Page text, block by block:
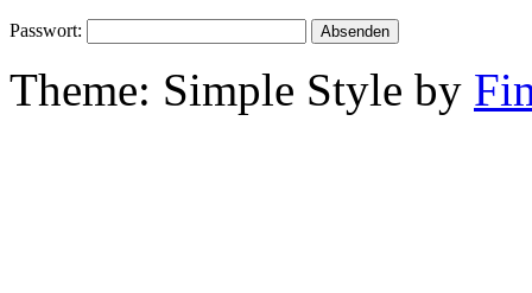
Passwort:
Theme: Simple Style by